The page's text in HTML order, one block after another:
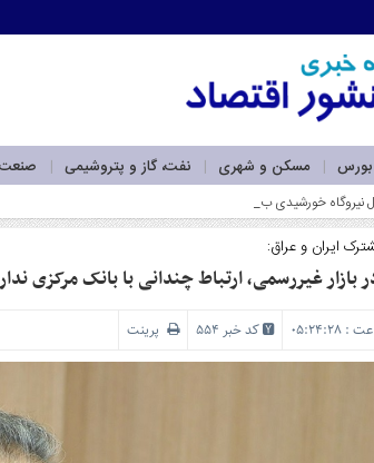
بورس مسکن و شهری نفت، گاز و پتروشیمی
نیروگاه خورشیدی بهبهان فولاد خوزستان در آستانه بهره‌برداری_
ایران و عراق:
غیررسمی، ارتباط چندانی با بانک مرکزی
کد خبر 554 پرینت